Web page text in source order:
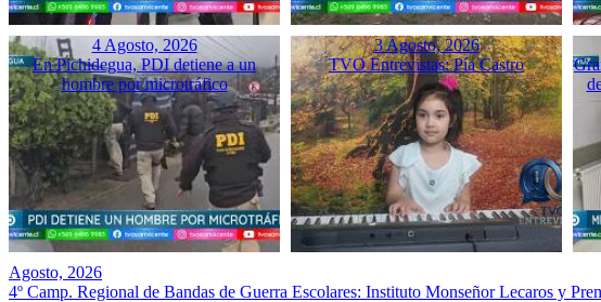
4 Agosto, 2026
En Pichidegua, PDI detiene a un
hombre por microtráfico
3 Agosto, 2026
TVO Entrevistas: Pía Castro
Agosto, 2026
4º Camp. Regional de Bandas de Guerra Escolares: Instituto Monseñor Lecaros y